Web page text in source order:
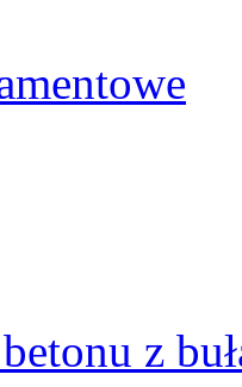
z